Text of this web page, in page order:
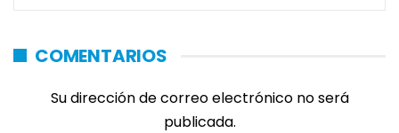
COMENTARIOS
Su dirección de correo electrónico no será
publicada.